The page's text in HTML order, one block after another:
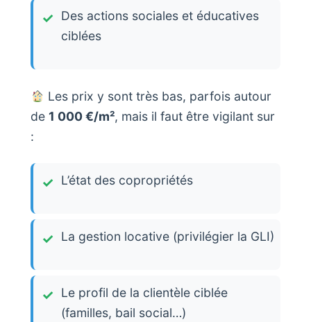
Des actions sociales et éducatives
ciblées
Les prix y sont très bas, parfois autour
de 1 000 €/m², mais il faut être vigilant sur
:
L’état des copropriétés
La gestion locative (privilégier la GLI)
Le profil de la clientèle ciblée
(familles, bail social…)